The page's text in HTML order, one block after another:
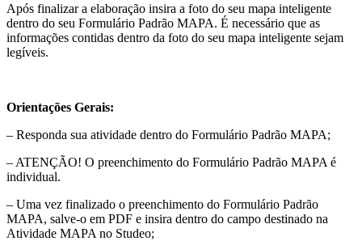
Após finalizar a elaboração insira a foto do seu mapa inteligente
dentro do seu Formulário Padrão MAPA. É necessário que as
informações contidas dentro da foto do seu mapa inteligente sejam
legíveis.
Orientações Gerais:
– Responda sua atividade dentro do Formulário Padrão MAPA;
– ATENÇÃO! O preenchimento do Formulário Padrão MAPA é
individual.
– Uma vez finalizado o preenchimento do Formulário Padrão
MAPA, salve-o em PDF e insira dentro do campo destinado na
Atividade MAPA no Studeo;